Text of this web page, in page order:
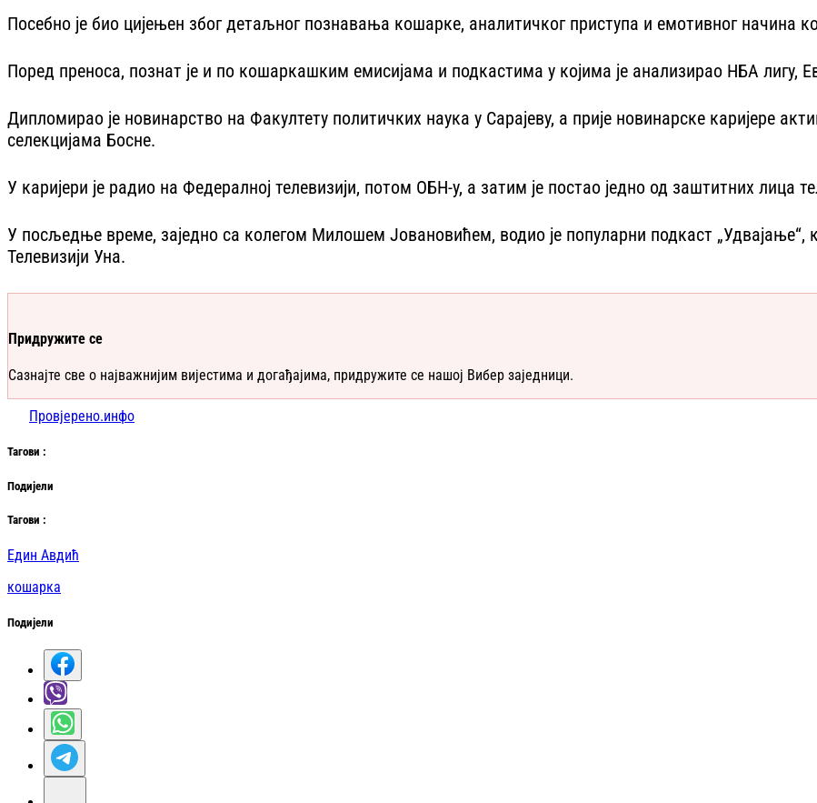
Посебно је био цијењен због детаљног познавања кошарке, аналитичког приступа и емотивног начина
Поред преноса, познат је и по кошаркашким емисијама и подкастима у којима је анализирао НБА лигу,
Дипломирао је новинарство на Факултету политичких наука у Сарајеву, а прије новинарске каријере
селекцијама Босне.
У каријери је радио на Федералној телевизији, потом ОБН-у, а затим је постао једно од заштитних лица
У посљедње време, заједно са колегом Милошем Јовановићем, водио је популарни подкаст „Удвајање“,
Телевизији Уна.
Придружите се
Сазнајте све о најважнијим вијестима и догађајима, придружите се нашој Вибер заједници.
Провјерено.инфо
Тагови :
Подијели
Тагови :
Един Авдић
кошарка
Подијели